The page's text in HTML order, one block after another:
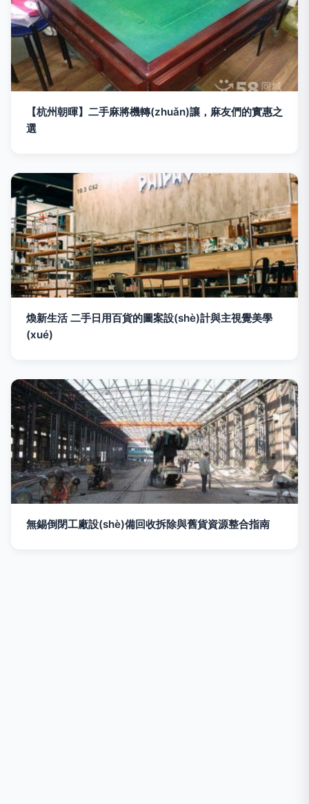
【杭州朝暉】二手麻將機轉(zhuǎn)讓，麻友們的實惠之
選
煥新生活 二手日用百貨的圖案設(shè)計與主視覺美學
(xué)
無錫倒閉工廠設(shè)備回收拆除與舊貨資源整合指南